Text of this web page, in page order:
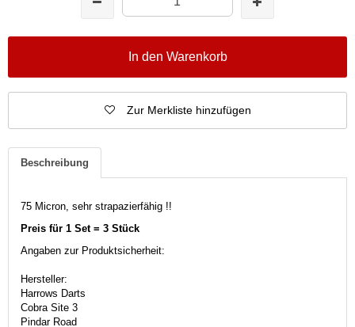
In den Warenkorb
Zur Merkliste hinzufügen
Beschreibung
75 Micron, sehr strapazierfähig !!
Preis für 1 Set = 3 Stück
Angaben zur Produktsicherheit:
Hersteller:
Harrows Darts
Cobra Site 3
Pindar Road